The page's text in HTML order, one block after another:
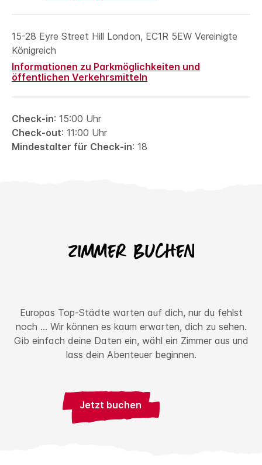
15-28 Eyre Street Hill London, EC1R 5EW Vereinigte
Königreich
Informationen zu Parkmöglichkeiten und
öffentlichen Verkehrsmitteln
Check-in: 15:00 Uhr
Check-out: 11:00 Uhr
Mindestalter für Check-in: 18
Zimmer buchen
Europas Top-Städte warten auf dich, nur du fehlst
noch ... Wir können es kaum erwarten, dich zu sehen.
Gib einfach deine Daten ein, wähl ein Zimmer aus und
lass dein Abenteuer beginnen.
Jetzt buchen